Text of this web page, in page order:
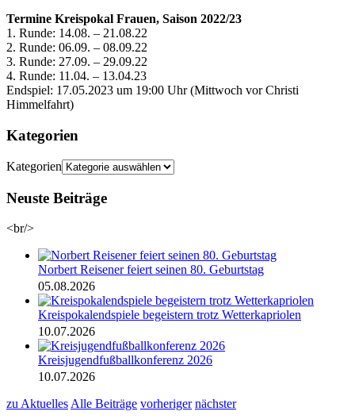
Termine Kreispokal Frauen, Saison 2022/23
1. Runde: 14.08. – 21.08.22
2. Runde: 06.09. – 08.09.22
3. Runde: 27.09. – 29.09.22
4. Runde: 11.04. – 13.04.23
Endspiel: 17.05.2023 um 19:00 Uhr (Mittwoch vor Christi
Himmelfahrt)
Kategorien
Kategorien
Neuste Beiträge
<br/>
Norbert Reisener feiert seinen 80. Geburtstag
05.08.2026
Kreispokalendspiele begeistern trotz Wetterkapriolen
10.07.2026
Kreisjugendfußballkonferenz 2026
10.07.2026
zu Aktuelles Alle Beiträge vorheriger nächster